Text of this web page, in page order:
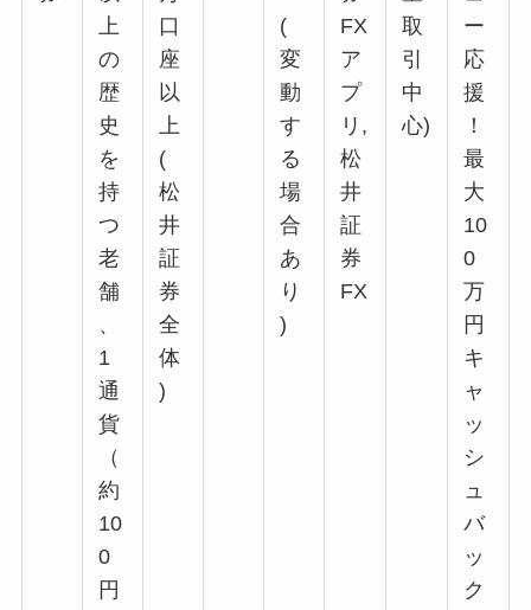
上
の
歴
史
を
持
つ
老
舗
、
1
通
貨
（
約
10
0
円
口
座
以
上
(
松
井
証
券
全
体
)
(
変
動
す
る
場
合
あ
り
)
FX
ア
プ
リ,
松
井
証
券
FX
取
引
中
心)
ー
応
援
！
最
大
10
0
万
円
キ
ャ
ッ
シ
ュ
バ
ッ
ク